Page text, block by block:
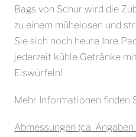
Bags von Schur wird die
zu einem mühelosen und
Sie sich noch heute Ihre
jederzeit kühle Getränke
Eiswürfeln!
Mehr Informationen finden
Abmessungen (ca. Angaben